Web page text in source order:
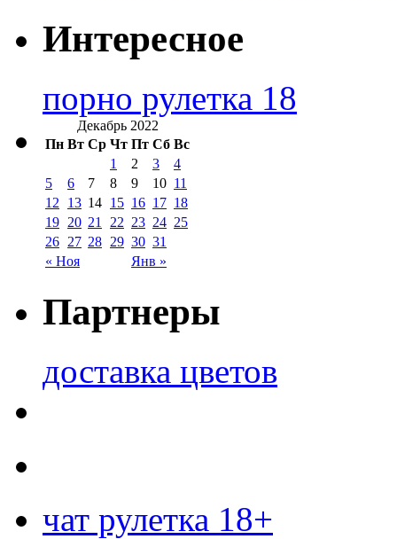
Интересное
порно рулетка 18
Декабрь 2022
Пн Вт Ср Чт Пт Сб Вс
« Ноя Янв »
1 2 3
4
5
6 7 8 9 10 11
12
13 14 15 16 17 18
19 20 21 22 23 24 25
26 27 28 29 30 31
Партнеры
доставка цветов
чат рулетка 18+